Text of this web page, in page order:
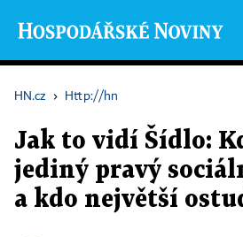
HN.cz › Http://hn
Jak to vidí Šídlo:
jediný pravý
a kdo největší